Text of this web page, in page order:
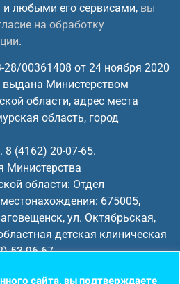
сайта, вы подтверждаете
и любыми его сервисами, вы
на обработку
.
00361408 от 24 ноября 2020
выдана Министерством
области, адрес места
область, город
8 (4162) 20-07-65.
Министерства
области: Отдел
675005,
ул. Октябрьская,
детская клиническая
53-96-67.